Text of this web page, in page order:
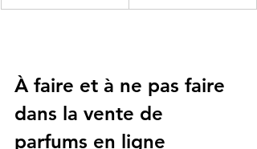
À faire et à ne pas faire
dans la vente de
parfums en ligne